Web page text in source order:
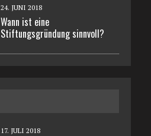
24. JUNI 2018
Wann ist eine
Stiftungsgründung sinnvoll?
17. JULI 2018